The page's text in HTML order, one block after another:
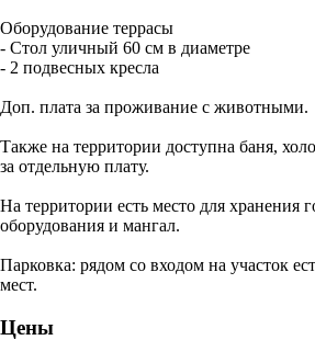
Оборудование террасы
- Стол уличный 60 см в диаметре
- 2 подвесных кресла
Доп. плата за проживание с животными.
Также на территории доступна баня,
за отдельную плату.
На территории есть место для хранения
оборудования и мангал.
Парковка: рядом со входом на участок
мест.
Цены